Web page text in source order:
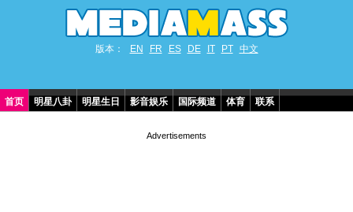
版本： EN FR ES DE IT PT 中文
首页 明星八卦 明星生日 影音娱乐 国际频道 体育 联系